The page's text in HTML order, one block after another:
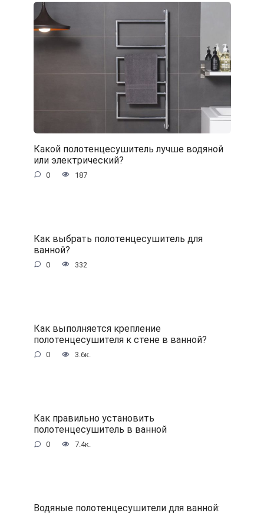
Какой полотенцесушитель лучше водяной
или электрический?
0 187
Как выбрать полотенцесушитель для
ванной?
0 332
Как выполняется крепление
полотенцесушителя к стене в ванной?
0 3.6к.
Как правильно установить
полотенцесушитель в ванной
0 7.4к.
Водяные полотенцесушители для ванной: